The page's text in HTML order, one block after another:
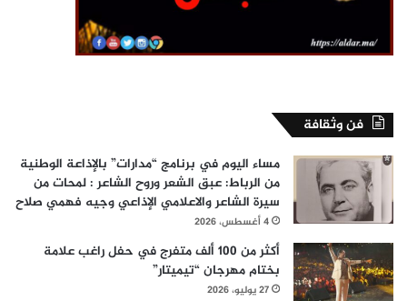
فن وثقافة
مساء اليوم في برنامج “مدارات” بالإذاعة الوطنية
من الرباط: عبق الشعر وروح الشاعر : لمحات من
سيرة الشاعر والاعلامي الإذاعي وجيه فهمي صلاح
4 أغسطس، 2026
أكثر من 100 ألف متفرج في حفل راغب علامة
بختام مهرجان “تيميتار”
27 يوليو، 2026